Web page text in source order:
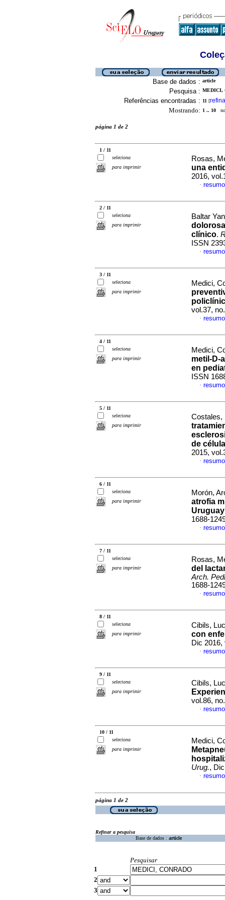
Base de dados : article
Pesquisa : MEDICI,
Referências encontradas : 11 [
Mostrando: 1 .. 10
página 1 de 2
1 / 11
seleciona
para imprimir
Rosas,
una
2016,
·
2 / 11
seleciona
para imprimir
Baltar
clínico.
ISSN
·
3 / 11
seleciona
para imprimir
Medici,
vol.37,
·
4 / 11
seleciona
para imprimir
Medici,
metil-D-
en
ISSN
·
5 / 11
seleciona
para imprimir
Costales,
de
2015,
·
6 / 11
seleciona
para imprimir
Morón,
atrofia
Uruguay
1688-
·
7 / 11
seleciona
para imprimir
Rosas,
del
Arch.
1688-
·
8 / 11
seleciona
para imprimir
Cibils,
con
Dic 2016,
·
9 / 11
seleciona
para imprimir
Cibils,
vol.86,
·
10 / 11
seleciona
para imprimir
Medici,
Urug.,
·
página 1 de 2
Refinar a pesquisa
Base de dados : article
Pesquisar
1
2
3